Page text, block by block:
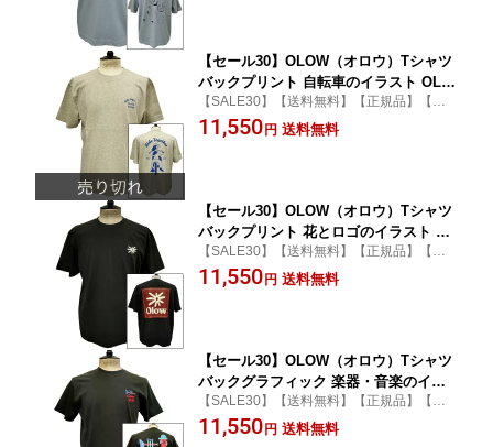
【セール30】OLOW（オロウ）Tシャツ
バックプリント 自転車のイラスト OL61
2002-90 グレーxブルー オーガニックコ
ットン100% ゆったりシルエット【サイ
【SALE30】【送料無料】【正規品】【カ
ジュアル】【tシャツ】【オーガニック】
【男女兼用】【Simon Landrein】
11,550 円 送料無料
【セール30】OLOW（オロウ）Tシャツ
バックプリント 花とロゴのイラスト OL
612002-98 ブラック 黒xブラウン オーガ
ニックコットン100% ゆったりシルエッ
【SALE30】【送料無料】【正規品】【カ
ジュアル】【tシャツ】【オーガニック】
【男女兼用】【Florian Gallou】
11,550 円 送料無料
【セール30】OLOW（オロウ）Tシャツ
バックグラフィック 楽器・音楽のイラ
スト OL612002-99 カーボンブラック 黒
オーガニックコットン100% 【ケイト・
【SALE30】【送料無料】【正規品】【カ
ジュアル】【tシャツ】【オーガニック】
【男女兼用】【Cáit McEniff】
11,550 円 送料無料